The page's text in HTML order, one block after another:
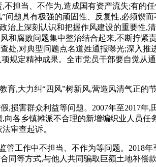
担当、不作为,造成国有资产流失;有的
题具有极强的顽固性、反复性,必须锲
治上深刻认识和把握作风建设的重要性
和腐败问题集中整治结合起来,不断拧
处,对典型问题点名道姓通报曝光;深入
规定精神成果。全市党员干部要自觉
,大力纠“四风”树新风,营造风清气正的
损害群众利益等问题。2007年至2017
各乡镇摊派不合理的新增编织业人员
审查起诉。
工作中不担当、不作为等问题。2018
同等方式,与他人共同骗取巨额土地补